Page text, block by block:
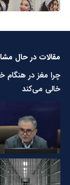
مقالات در حال
چرا مغز در هنگام
خالی می‌کند